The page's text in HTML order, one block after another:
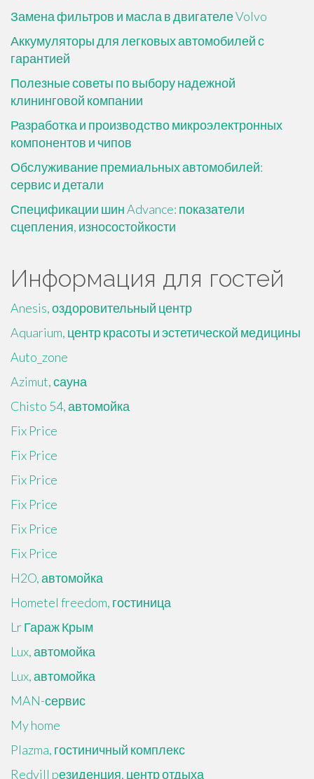
Замена фильтров и масла в двигателе Volvo
Аккумуляторы для легковых автомобилей с
гарантией
Полезные советы по выбору надежной
клининговой компании
Разработка и производство микроэлектронных
компонентов и чипов
Обслуживание премиальных автомобилей:
сервис и детали
Спецификации шин Advance: показатели
сцепления, износостойкости
Информация для гостей
Anesis, оздоровительный центр
Aquarium, центр красоты и эстетической медицины
Auto_zone
Azimut, сауна
Chisto 54, автомойка
Fix Price
Fix Price
Fix Price
Fix Price
Fix Price
Fix Price
H2O, автомойка
Hometel freedom, гостиница
Lr Гараж Крым
Lux, автомойка
Lux, автомойка
MAN-сервис
My home
Plazma, гостиничный комплекс
Redvill pезиденция, центр отдыха